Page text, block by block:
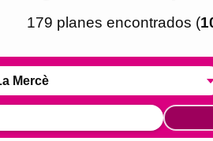
179 planes encontrados (
Mercè